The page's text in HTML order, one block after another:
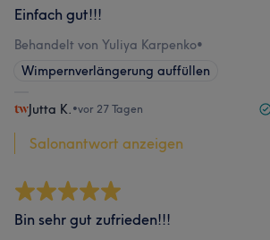
Einfach gut!!!
Behandelt von Yuliya Karpenko•
Wimpernverlängerung auffüllen
Jutta K. •vor 27 Tagen
Salonantwort anzeigen
Bin sehr gut zufrieden!!!